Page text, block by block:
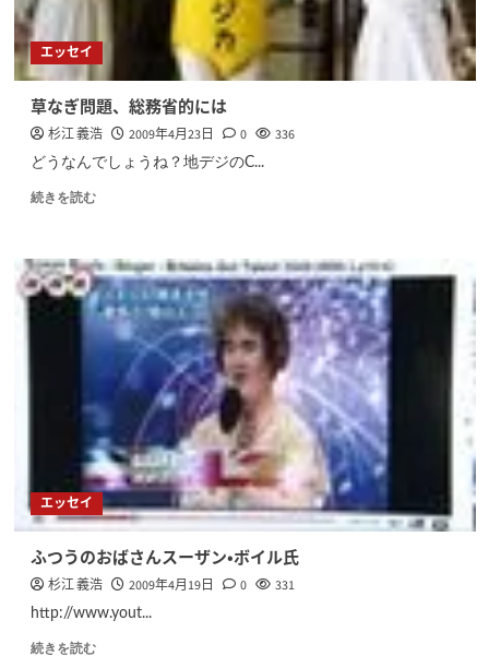
エッセイ
草なぎ問題、総務省的には
杉江 義浩 2009年4月23日 0 336
どうなんでしょうね？地デジのC...
続きを読む
エッセイ
ふつうのおばさんスーザン・ボイル氏
杉江 義浩 2009年4月19日 0 331
http://www.yout...
続きを読む